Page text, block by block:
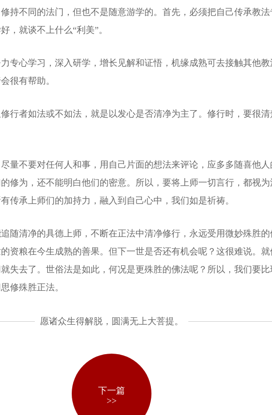
持不同的法门，但也不是随意游学的。首先，必须把自己传承教
，就谈不上什么“利美”。
专心学习，深入研学，增长见解和证悟，机缘成熟可去接触其他
很有帮助。
行者如法或不如法，就是以发心是否清净为主了。修行时，要很
量不要对任何人和事，用自己片面的想法来评论，应多多随喜他
修为，还不能明白他们的密意。所以，要将上师一切言行，都视
传承上师们的加持力，融入到自己心中，我们如是祈祷。
随清净的具德上师，不断在正法中清净修行，永远受用微妙殊胜
资粮在今生成熟的善果。但下一世是否还有机会呢？这很难说。
失去了。世俗法是如此，何况是更殊胜的佛法呢？所以，我们要
修殊胜正法。
愿诸众生得解脱，圆满无上大菩提。
下一篇
>>